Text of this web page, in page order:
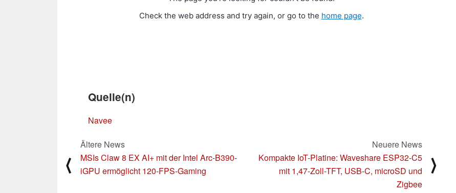
Quelle(n)
Navee
⟨
Ältere News
MSIs Claw 8 EX AI+ mit der Intel Arc-B390-
iGPU ermöglicht 120-FPS-Gaming
Neuere News
Kompakte IoT-Platine: Waveshare ESP32-C5
mit 1,47-Zoll-TFT, USB-C, microSD und
Zigbee
⟩